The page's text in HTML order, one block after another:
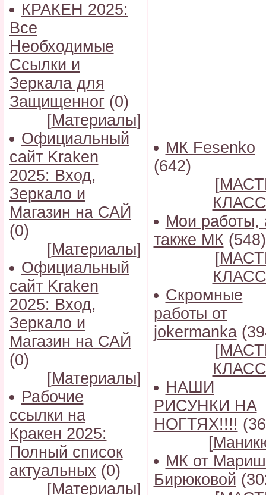
КРАКЕН 2025:
Все
Необходимые
Ссылки и
Зеркала для
Защищенног (0)
[Материалы]
Официальный
сайт Kraken
2025: Вход,
Зеркало и
Магазин на САЙ
(0)
[Материалы]
Официальный
сайт Kraken
2025: Вход,
Зеркало и
Магазин на САЙ
(0)
[Материалы]
Рабочие
ссылки на
Кракен 2025:
Полный список
актуальных (0)
[Материалы]
МК Fesenko
(642)
[
Мои работы,
также МК (548)
[
Скромные
работы от
jokermanka
[
НАШИ
РИСУНКИ НА
НОГТЯХ!!!!
[
МК от
Бирюковой